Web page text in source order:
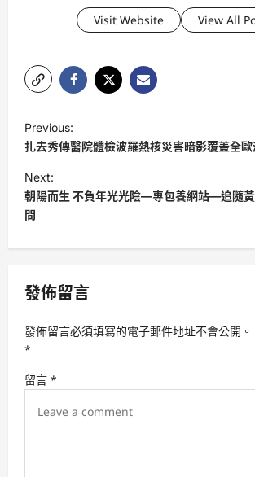
Visit Website View All
o
s
t
n
a
i
a
t
i
Previous:
扎去秀傳醫院體檢波羅熱核災害暗影覆蓋全歐
Next:
朝陽而生 不負年光光陰—專包養網站—追隨
間
發佈留言
發佈留言必須填寫的電子郵件地址不會公開。
*
留言 *